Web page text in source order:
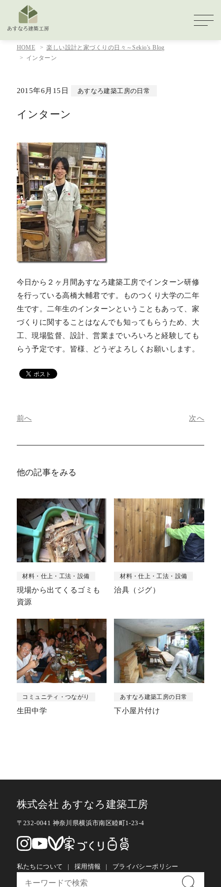
HOME
楽しい設計と家づくりの日々～Sekio's Blog
インターン
2015年6月15日 あすなろ建築工房の日常
インターン
今日から２ヶ月間あすなろ建築工房でインターン研修
を行っている高橋大輔君です。ものつくり大学の二年
生です。二年生のインターンということもあって、家
づくりに関することはなんでも知ってもらうため、大
工、現場監督、設計、営業までいろいろと経験しても
らう予定です。皆様、どうぞよろしくお願いします。
前へ 次へ
他の記事をみる
材料・仕上・工法・設備
現場から出てくるゴミも
資源
材料・仕上・工法・設備
治具（ジグ）
コミュニティ・つながり
生田中学
あすなろ建築工房の日常
下小屋片付け
株式会社 あすなろ建築工房
〒232-0041 神奈川県横浜市南区睦町1-23-4
私たちについて 採用情報 プライバシーポリシー